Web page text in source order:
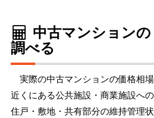
中古マンション
調べる
実際の中古マンションの価格相
近くにある公共施設・商業施設へ
住戸・敷地・共有部分の維持管理